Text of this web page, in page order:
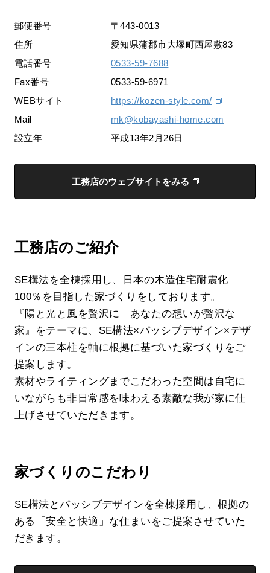
郵便番号
〒443-0013
住所
愛知県蒲郡市大塚町西屋敷83
電話番号
0533-59-7688
Fax番号
0533-59-6971
WEBサイト
https://kozen-style.com/
Mail
mk@kobayashi-home.com
設立年
平成13年2月26日
工務店のウェブサイトをみる
工務店のご紹介
SE構法を全棟採用し、日本の木造住宅耐震化
100％を目指した家づくりをしております。
『陽と光と風を贅沢に あなたの想いが贅沢な
家』をテーマに、SE構法×パッシブデザイン×デザ
インの三本柱を軸に根拠に基づいた家づくりをご
提案します。
素材やライティングまでこだわった空間は自宅に
いながらも非日常感を味わえる素敵な我が家に仕
上げさせていただきます。
家づくりのこだわり
SE構法とパッシブデザインを全棟採用し、根拠の
ある「安全と快適」な住まいをご提案させていた
だきます。